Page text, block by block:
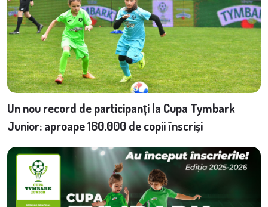
Un nou record de participanți la Cupa Tymbark
Junior: aproape 160.000 de copii înscriși